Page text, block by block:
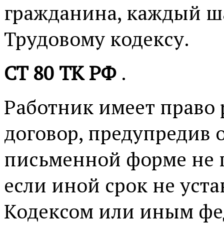
гражданина, каждый
Трудовому кодексу.
СТ 80 ТК РФ .
Работник имеет право
договор, предупредив
письменной форме не
если иной срок не
Кодексом или иным